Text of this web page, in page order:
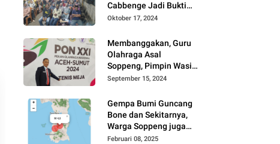
Cabbenge Jadi Bukti
Kinerja SUKSES
Oktober 17, 2024
Membanggakan, Guru
Olahraga Asal
Soppeng, Pimpin Wasit
Tenis Meja PON XXI
September 15, 2024
Gempa Bumi Guncang
Bone dan Sekitarnya,
Warga Soppeng juga
Merasakan
Februari 08, 2025